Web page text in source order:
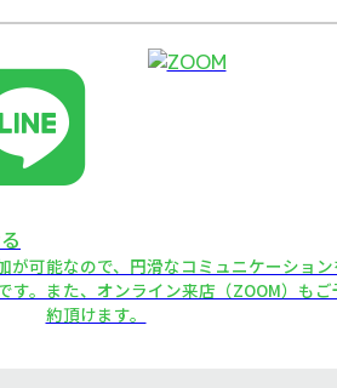
が可能なので、円滑なコミュニケーショ
す。また、オンライン来店（ZOOM）もご
約頂けます。